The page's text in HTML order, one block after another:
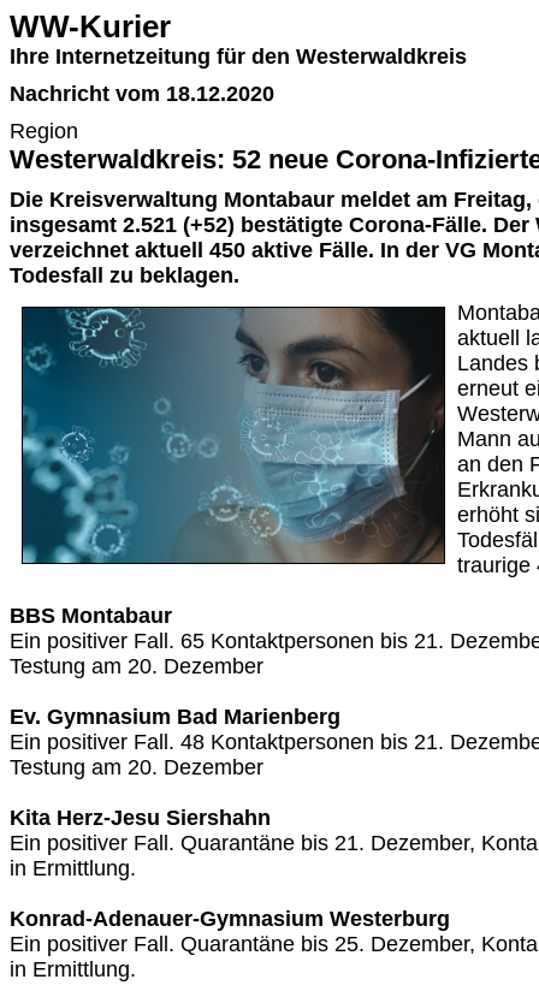
WW-Kurier
Ihre Internetzeitung für den Westerwaldkreis
Nachricht vom 18.12.2020
Region
Westerwaldkreis: 52 neue Corona-
Die Kreisverwaltung Montabaur meldet am Freitag,
insgesamt 2.521 (+52) bestätigte Corona-Fälle.
verzeichnet aktuell 450 aktive Fälle. In der VG
Todesfall zu beklagen.
aktuell
Landes
erneut
Mann
an den
erhöht
traurige
BBS Montabaur
Ein positiver Fall. 65 Kontaktpersonen bis 21.
Testung am 20. Dezember
Ev. Gymnasium Bad Marienberg
Ein positiver Fall. 48 Kontaktpersonen bis 21.
Testung am 20. Dezember
Kita Herz-Jesu Siershahn
Ein positiver Fall. Quarantäne bis 21. Dezember,
in Ermittlung.
Konrad-Adenauer-Gymnasium Westerburg
Ein positiver Fall. Quarantäne bis 25. Dezember,
in Ermittlung.